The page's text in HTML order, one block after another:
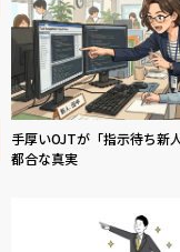
手厚いOJTが「指示待ち新
都合な真実